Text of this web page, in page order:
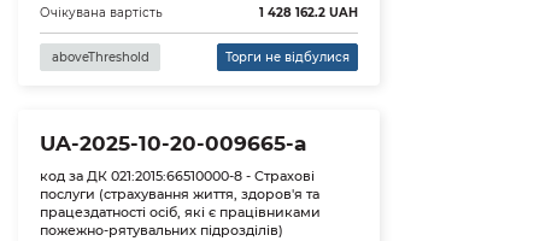
Очікувана вартість
1 428 162.2 UAH
aboveThreshold Торги не відбулися
UA-2025-10-20-009665-a
код за ДК 021:2015:66510000-8 - Страхові
послуги (страхування життя, здоров'я та
працездатності осіб, які є працівниками
пожежно-рятувальних підрозділів)